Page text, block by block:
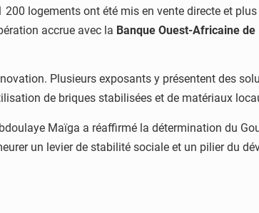
logements ont été mis en vente directe et
accrue avec la Banque Ouest-Africaine de
Plusieurs exposants y présentent des
de briques stabilisées et de matériaux
Maïga a réaffirmé la détermination du
un levier de stabilité sociale et un pilier du